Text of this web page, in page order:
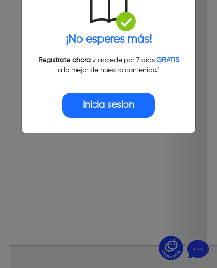
¡No esperes más!
Regístrate ahoray accede por 7 días GRATIS
a lo mejor de nuestro contenido."
Inicia sesión